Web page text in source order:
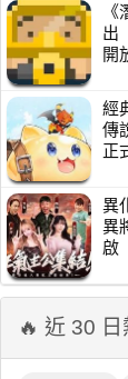
出
開
經
傳
正
異
異
啟
🔥 近 30